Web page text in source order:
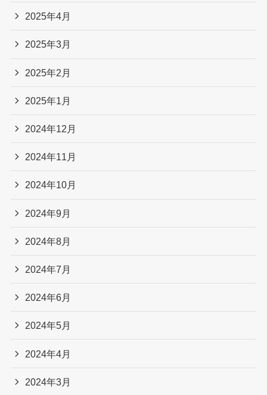
2025年4月
2025年3月
2025年2月
2025年1月
2024年12月
2024年11月
2024年10月
2024年9月
2024年8月
2024年7月
2024年6月
2024年5月
2024年4月
2024年3月